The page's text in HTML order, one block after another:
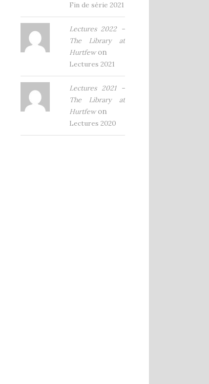
Fin de série 2021
Lectures 2022 –
The Library at
Hurtfewon
Lectures 2021
Lectures 2021 –
The Library at
Hurtfewon
Lectures 2020